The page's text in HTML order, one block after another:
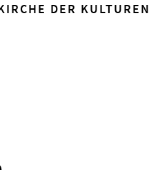
DER KULTUREN